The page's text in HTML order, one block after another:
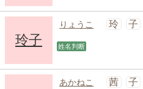
玲子
りょうこ 玲 子
姓名判断
あかねこ 茜 子